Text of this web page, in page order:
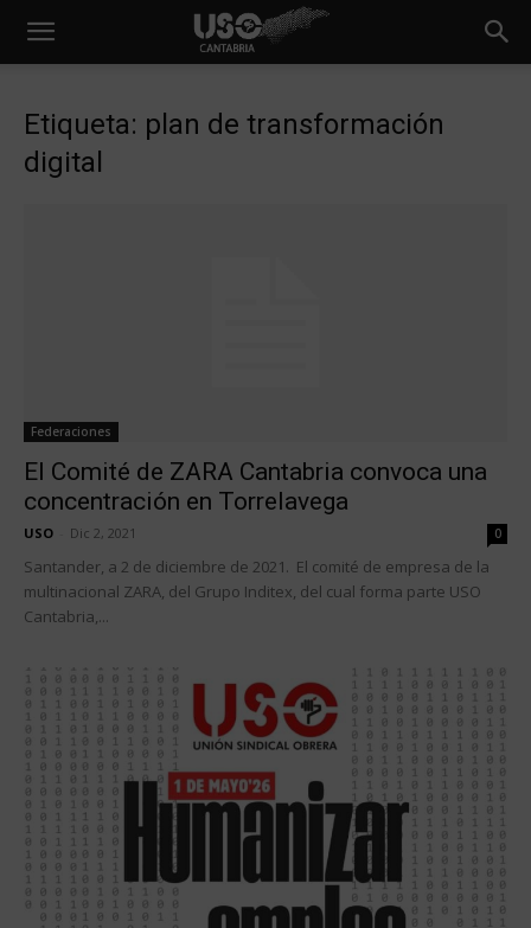
Etiqueta: plan de transformación
digital
Federaciones
El Comité de ZARA Cantabria convoca una
concentración en Torrelavega
USO Dic 2, 2021 0
Santander, a 2 de diciembre de 2021. El comité de empresa de la
multinacional ZARA, del Grupo Inditex, del cual forma parte USO
Cantabria,...